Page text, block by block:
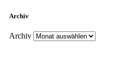
Archiv
Archiv